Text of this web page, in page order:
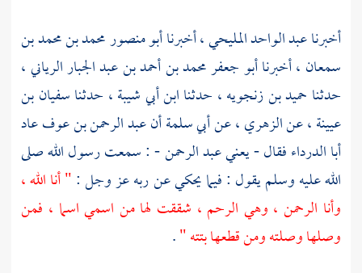
أخبرناعبد الواحد المليحي، أخبرناأبو منصور محمد بن محمد بن
سمعان ، أخبرناأبو جعفر محمد بن أحمد بن عبد الجبار الرياني،
حدثنا حميد بن زنجويه ، حدثناابن أبي شيبة، حدثناسفيان بن
عيينة، عنالزهري، عنأبي سلمةأنعبد الرحمن بن عوفعاد
أبا الدرداءفقال - يعنيعبد الرحمن- : سمعت رسول الله صلى
الله عليه وسلم يقول : فيما يحكي عن ربه عز وجل :" أنا الله ،
وأنا الرحمن ، وهي الرحم ، شققت لها من اسمي اسما ، فمن
وصلها وصلته ومن قطعها بتته ".